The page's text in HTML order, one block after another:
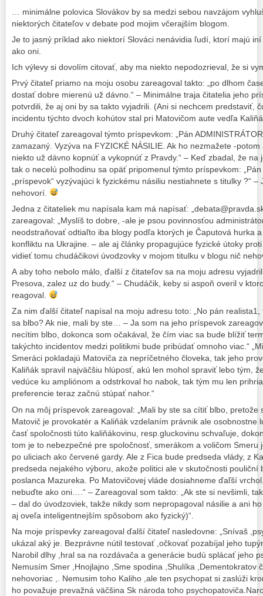
… minimálne polovica Slovákov by sa medzi sebou navzájom
niektorých čitateľov v debate pod mojim včerajším blogom.
Je to jasný príklad ako niektorí Slováci nenávidia ľudí, ktorí majú
ako oni.
Ich výlevy si dovolím citovať, aby ma niekto nepodozrieval, že si
Prvý čitateľ priamo na moju osobu zareagoval takto: „po dlhom
dostať dobre mierenú už dávno.“ – Minimálne traja čitatelia jeho
potvrdili, že aj oni by sa takto vyjadrili. (Ani si nechcem predstaviť,
incidentu týchto dvoch kohútov stal pri Matovičom aute vedľa
Druhý čitateľ zareagoval týmto príspevkom: „Pán
zamazaný. Vyzýva na FYZICKÉ NÁSILIE. Ak ho nezmažete -
niekto už dávno kopnúť a vykopnúť z Pravdy.“ – Keď zbadal, že
tak o necelú polhodinu sa opäť pripomenul týmto príspevkom:
„príspevok“ vyzývajúci k fyzickému násiliu nestiahnete s titulky ?“
nehovorí.
Jedna z čitateliek mu napísala kam má napísať:
zareagoval: „Myslíš to dobre, -ale je psou povinnosťou
neodstraňovať odtiaľto iba blogy podľa ktorých je Čaputová hurka
konfliktu na Ukrajine. – ale aj články propagujúce fyzické útoky
vidieť tomu chudáčikovi úvodzovky v mojom titulku v blogu nič
A aby toho nebolo málo, ďalší z čitateľov sa na moju adresu
Presova, zalez uz do budy.“ – Chudáčik, keby si aspoň overil v
reagoval.
Za nim ďalší čitateľ napísal na moju adresu toto: „No pán
sa blbo? Ak nie, mali by ste… – Ja som na jeho príspevok
necítim blbo, dokonca som očakával, že čím viac sa bude blížiť
takýchto incidentov medzi politikmi bude pribúdať omnoho viac.“
Smeráci pokladajú Matoviča za nepríčetného človeka, tak jeho
Kaliňák spravil najväčšiu hlúposť, akú len mohol spraviť lebo tým,
vedúce ku ampliónom a odstrkoval ho nabok, tak tým mu len
preferencie teraz začnú stúpať nahor.“
On na môj príspevok zareagoval: „Mali by ste sa cítiť blbo, pretože
Matovič je provokatér a Kaliňák vzdelaním právnik ale osobnostne
časť spoločnosti túto kaliňákovinu, resp.gluckovinu schvaľuje,
tom je to nebezpečné pre spoločnosť, smerákom a voličom
po uliciach ako červené gardy. Ale z Fica bude predseda vlády, z
predseda nejakého výboru, akože politici ale v skutočnosti pouliční
poslanca Mazureka. Po Matovičovej vláde dosiahneme ďaľší
nebuďte ako oni….“ – Zareagoval som takto: „Ak ste si nevšimli,
– dal do úvodzoviek, takže nikdy som nepropagoval násilie a ani
aj oveľa inteligentnejším spôsobom ako fyzický)“.
Na moje príspevky zareagoval ďalší čitateľ nasledovne: „Snívaš
ukázal aký je. Bezprávne nútil testovať ,očkovať pozabíjal jeho
Narobil dlhy ,hral sa na rozdávača a generácie budú splácať jeho
Nemusím Smer ,Hnojlajno ,Sme spodina ,Shulíka ,Dementokratov
nehovoriac ,. Nemusim toho Kaliho ,ale ten psychopat si zaslúži
ho považuje prevažná väčšina Sk národa toho